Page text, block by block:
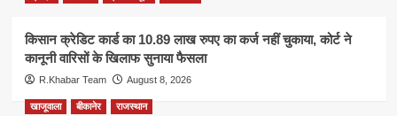
किसान क्रेडिट कार्ड का 10.89 लाख रुपए का कर्ज नहीं चुकाया, कोर्ट ने
कानूनी वारिसों के खिलाफ सुनाया फैसला
R.Khabar Team August 8, 2026
खाजूवाला बीकानेर राजस्थान